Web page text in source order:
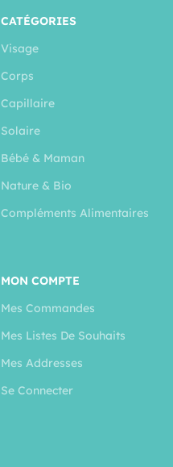
CATÉGORIES
Visage
Corps
Capillaire
Solaire
Bébé & Maman
Nature & Bio
Compléments Alimentaires
MON COMPTE
Mes Commandes
Mes Listes De Souhaits
Mes Addresses
Se Connecter